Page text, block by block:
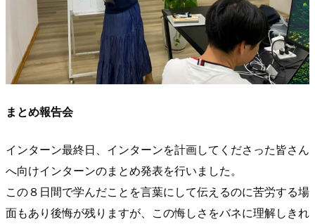
まとめ報告会
インターン最終日、インターンを計画してくださった皆さん
へ向けインターンのまとめ発表を行いました。
この８日間で学んだことを言葉にして伝えるのに苦労する場
面もあり後悔が残りますが、この悔しさをバネに理解しきれ